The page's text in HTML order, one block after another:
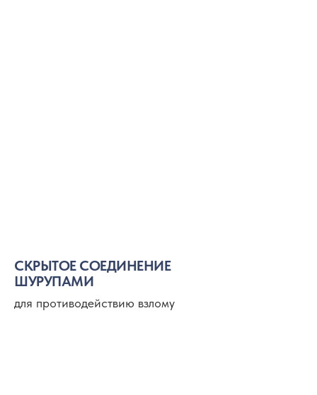
СКРЫТОЕ СОЕДИНЕНИЕ
ШУРУПАМИ
для противодействию взлому